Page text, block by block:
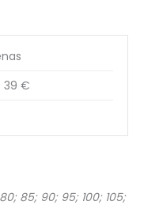
39 €
85; 90; 95; 100; 105;